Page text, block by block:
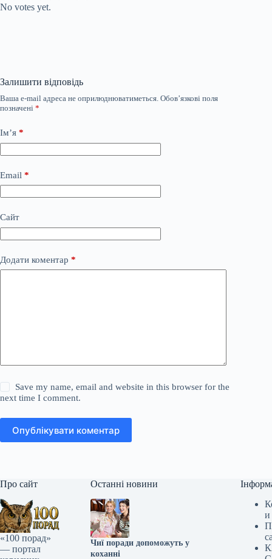
No votes yet.
Залишити відповідь
Ваша e-mail адреса не оприлюднюватиметься. Обов’язкові поля
позначені *
Ім’я *
Email *
Сайт
Додати коментар *
Save my name, email and website in this browser for the
next time I comment.
Опублікувати коментар
Про сайт
«100 порад»
— портал
Останні новини
Чиї поради допоможуть у
коханні
и